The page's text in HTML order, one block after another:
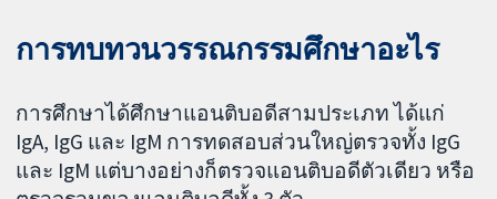
การทบทวนวรรณกรรมศึกษาอะไร
การศึกษาได้ศึกษาแอนติบอดีสามประเภท ได้แก่
IgA, IgG และ IgM การทดสอบส่วนใหญ่ตรวจทั้ง IgG
และ IgM แต่บางอย่างก็ตรวจแอนติบอดีตัวเดียว หรือ